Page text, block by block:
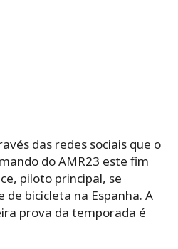
das redes sociais que o
do AMR23 este fim
piloto principal, se
de bicicleta na Espanha. A
prova da temporada é